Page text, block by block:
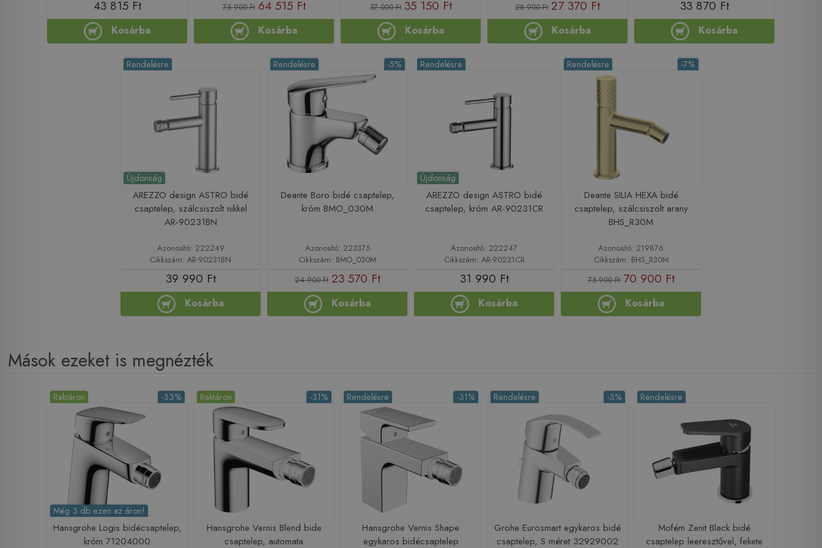
43 815 Ft
Kosárba
75 900 Ft 64 515 Ft
Kosárba
37 000 Ft 35 150 Ft
Kosárba
28 900 Ft 27 370 Ft
Kosárba
33 870 Ft
Kosárba
Újdonság
Rendelésre
AREZZO design ASTRO bidé
csaptelep, szálcsiszolt nikkel
AR-90231BN
Azonosító: 222249
Cikkszám: AR-90231BN
39 990 Ft
Kosárba
-5%
Rendelésre
Deante Boro bidé csaptelep,
króm BMO_030M
Azonosító: 223375
Cikkszám: BMO_030M
24 900 Ft 23 570 Ft
Kosárba
Újdonság
Rendelésre
AREZZO design ASTRO bidé
csaptelep, króm AR-90231CR
Azonosító: 222247
Cikkszám: AR-90231CR
31 990 Ft
Kosárba
-7%
Rendelésre
Deante SILIA HEXA bidé
csaptelep, szálcsiszolt arany
BHS_R30M
Azonosító: 219876
Cikkszám: BHS_R30M
75 900 Ft 70 900 Ft
Kosárba
Mások ezeket is megnézték
-33%
Raktáron
Még 3 db ezen az áron!
Hansgrohe Logis bidécsaptelep,
króm 71204000
-31%
Raktáron
Hansgrohe Vernis Blend bide
csaptelep, automata
-31%
Rendelésre
Hansgrohe Vernis Shape
egykaros bidécsaptelep
-3%
Rendelésre
Grohe Eurosmart egykaros bidé
csaptelep, S méret 32929002
Rendelésre
Mofém Zenit Black bidé
csaptelep leeresztővel, fekete